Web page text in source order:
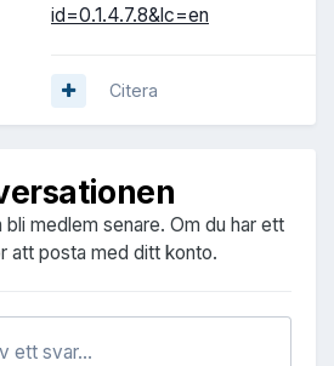
id=0.1.4.7.8&lc=en
Citera
bli medlem senare. Om du har ett
att posta med ditt konto.
ett svar...